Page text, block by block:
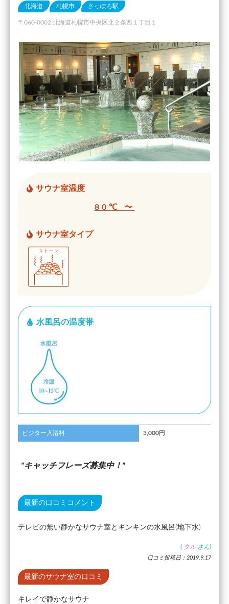
北海道 札幌市 さっぽろ駅
〒060-0002 北海道札幌市中央区北２条西１丁目１
サウナ室温度
80℃ 〜
サウナ室タイプ
水風呂の温度帯
ビジター入浴料 3,000円
キャッチフレーズ募集中！
最新の口コミコメント
テレビの無い静かなサウナ室とキンキンの水風呂(地下水)
( タル さん)
口コミ投稿日：2019.9.17
最新のサウナ室の口コミ
キレイで静かなサウナ